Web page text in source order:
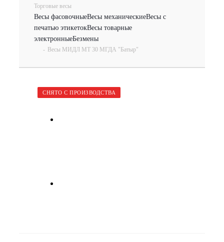
Торговые весы
Весы фасовочныеВесы механическиеВесы с
печатью этикетокВесы товарные
электронныеБезмены
- Весы МИДЛ МТ 30 МГДА "Батыр"
СНЯТО С ПРОИЗВОДСТВА